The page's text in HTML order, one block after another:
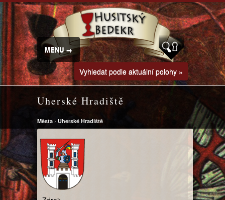
MENU →
Vyhledat podle aktuální polohy »
Uherské Hradiště
Města › Uherské Hradiště